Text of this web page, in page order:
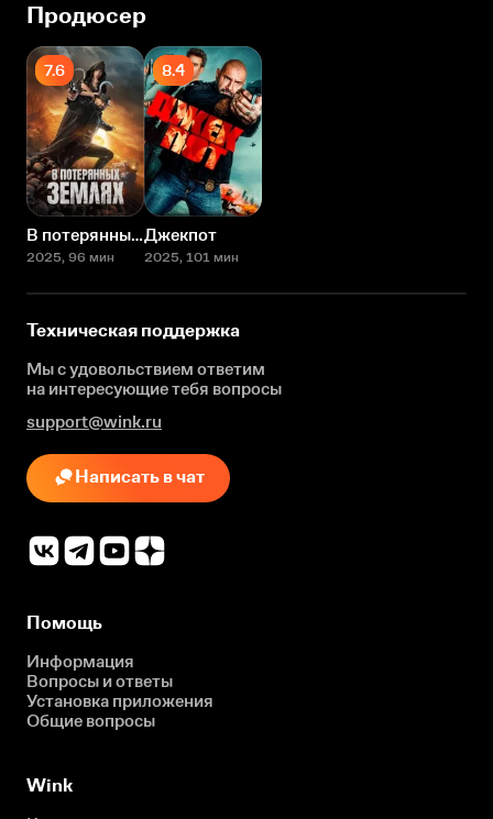
Продюсер
7.6
В потерянных землях
2025, 96 мин
8.4
Джекпот
2025, 101 мин
Техническая поддержка
Мы с удовольствием ответим
на интересующиетебя вопросы
support@wink.ru
Написать в чат
Помощь
Информация
Вопросы и ответы
Установка приложения
Общие вопросы
Wink